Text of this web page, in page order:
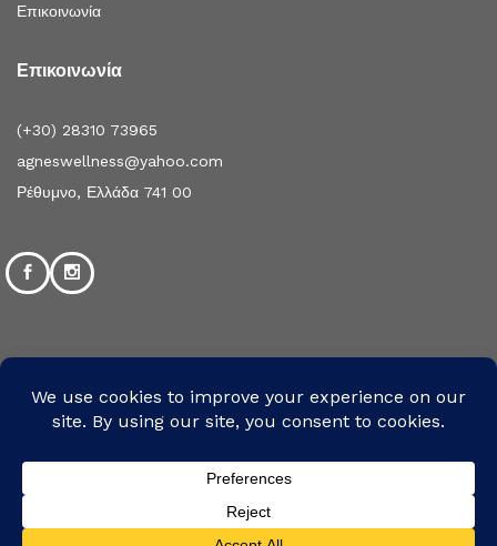
Επικοινωνία
Επικοινωνία
(+30) 28310 73965
agneswellness@yahoo.com
Ρέθυμνο, Ελλάδα 741 00
Rights Reserved
Χρησιμοποιούμε ασφαλές σύστημα πληρωμών
We use cookies to ensure that we give you the
best experience on our website. If you continue
Accept